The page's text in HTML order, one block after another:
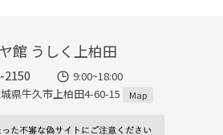
館 うしく上柏田
2150
9:00~18:00
県牛久市上柏田4-60-15
Map